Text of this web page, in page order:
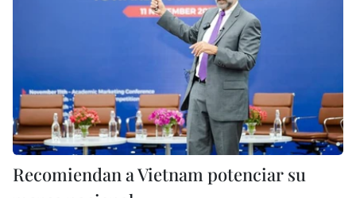
Recomiendan a Vietnam potenciar su